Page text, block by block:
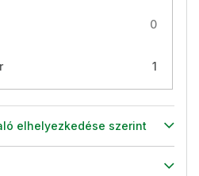
0
1
elhelyezkedése szerint